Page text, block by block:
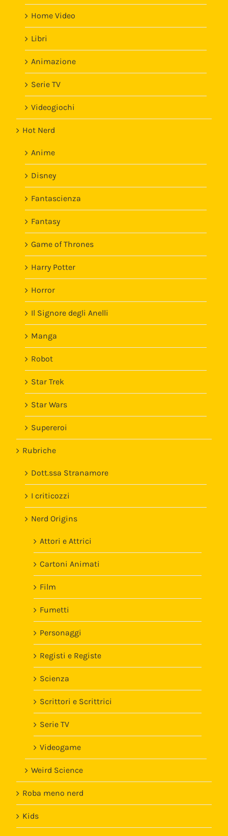
Home Video
Libri
Animazione
Serie TV
Videogiochi
Hot Nerd
Anime
Disney
Fantascienza
Fantasy
Game of Thrones
Harry Potter
Horror
Il Signore degli Anelli
Manga
Robot
Star Trek
Star Wars
Supereroi
Rubriche
Dott.ssa Stranamore
I criticozzi
Nerd Origins
Attori e Attrici
Cartoni Animati
Film
Fumetti
Personaggi
Registi e Registe
Scienza
Scrittori e Scrittrici
Serie TV
Videogame
Weird Science
Roba meno nerd
Kids